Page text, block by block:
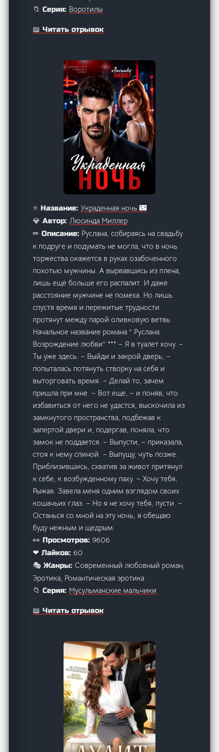
📁 Серия: Воротилы
📖 Читать отрывок
⭐ Название:Украденная ночь 🌃
💎 Автор:Люсинда Миллер
✏ Описание: Руслана, собираясь на свадьбу
к подруге и подумать не могла, что в ночь
торжества окажется в руках озабоченного
похотью мужчины. А вырвавшись из плена,
лишь ещё больше его распалит. И даже
расстояние мужчине не помеха. Но лишь
спустя время и пережитые трудности
протянут между парой оливковую ветвь.
Начальное название романа ” Руслана.
Возрождение любви” *** – Я в туалет хочу. –
Ты уже здесь. – Выйди и закрой дверь, –
попыталась потянуть створку на себя и
выторговать время. – Делай то, зачем
пришла при мне. – Вот еще, – и поняв, что
избавиться от него не удастся, выскочила из
замкнутого пространства, подбежав к
запертой двери и, подергав, поняла, что
замок не поддается. – Выпусти, – приказала,
стоя к нему спиной. – Выпущу, чуть позже.
Приблизившись, схватив за живот притянул
к себе, к возбужденному паху. – Хочу тебя,
Рыжая. Завела меня одним взглядом своих
кошачьих глаз. – Но я не хочу тебя, пусти. –
Останься со мной на эту ночь, я обещаю
буду нежным и щедрым.
👀 Просмотров:9606
❤ Лайков:60
🎭 Жанры:Современный любовный роман,
Эротика, Романтическая эротика
📁 Серия: Мусульманские мальчики
📖 Читать отрывок